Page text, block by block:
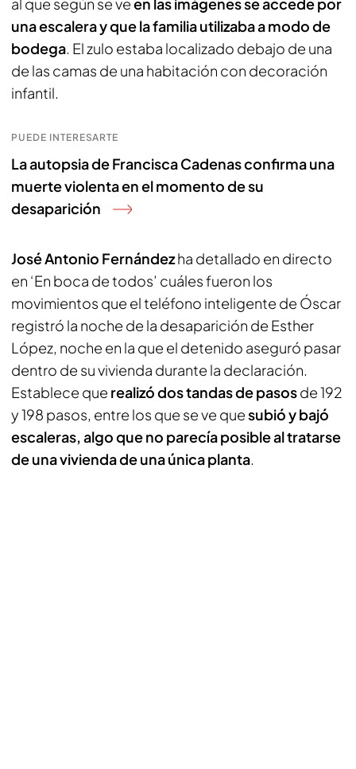
una escalera y que la familia utilizaba a modo de
bodega. El zulo estaba localizado debajo de una
de las camas de una habitación con decoración
infantil.
PUEDE INTERESARTE
La autopsia de Francisca Cadenas confirma una
muerte violenta en el momento de su
desaparición
José Antonio Fernándezha detallado en directo
en ‘En boca de todos’ cuáles fueron los
movimientos que el teléfono inteligente de Óscar
registró la noche de la desaparición de Esther
López, noche en la que el detenido aseguró pasar
dentro de su vivienda durante la declaración.
Establece que realizó dos tandas de pasosde 192
y 198 pasos, entre los que se ve quesubió y bajó
escaleras, algo que no parecía posible al tratarse
de una vivienda de una única planta.